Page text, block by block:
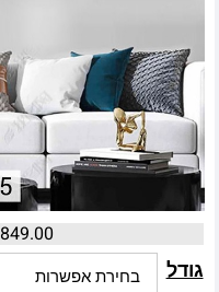
849.00
גודל